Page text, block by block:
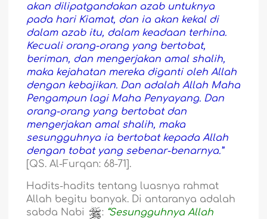
akan dilipatgandakan azab untuknya
pada hari Kiamat, dan ia akan kekal di
dalam azab itu, dalam keadaan terhina.
Kecuali orang-orang yang bertobat,
beriman, dan mengerjakan amal shalih,
maka kejahatan mereka diganti oleh Allah
dengan kebajikan. Dan adalah Allah Maha
Pengampun lagi Maha Penyayang. Dan
orang-orang yang bertobat dan
mengerjakan amal shalih, maka
sesungguhnya ia bertobat kepada Allah
dengan tobat yang sebenar-benarnya.”
[QS. Al-Furqan: 68-71].
Hadits-hadits tentang luasnya rahmat
Allah begitu banyak. Di antaranya adalah
sabda Nabi
: “Sesungguhnya Allah